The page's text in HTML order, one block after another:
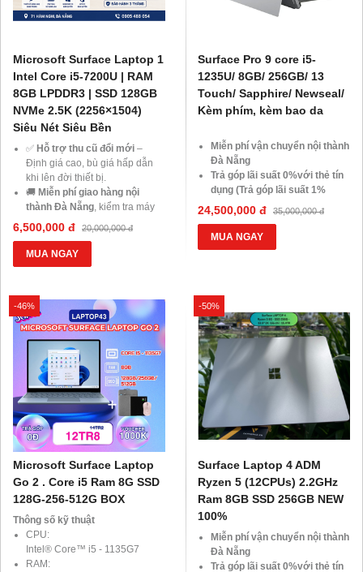
Microsoft Surface Laptop 1
Intel Core i5-7200U | RAM
8GB LPDDR3 | SSD 128GB
NVMe 2.5K (2256×1504)
Siêu Nét Siêu Bền
✅ Hỗ trợ thu cũ đổi mới –
Định giá cao, bù giá hấp dẫn
khi lên đời thiết bị.
🚚 Miễn phí giao hàng nội
thành Đà Nẵng , kiểm tra máy
trước khi thanh toán.
Trả góp 0% qua thẻ tín
dụng hoặcHD Saison chỉ từ
1%/tháng, thủ tục đơn giản.
nâng cấp RAM, SSD
laptop tại Laptop43.
🎁Ưu đãi dành cho Học sinh –
Sinh viên và khách hàng ở xa
cùng cơ hội nhận Voucher
giảm đến 500.000đ.
6,500,000 đ 20,000,000 đ
MUA NGAY
Surface Pro 9 core i5-
1235U/ 8GB/ 256GB/ 13
Touch/ Sapphire/ Newseal/
Kèm phím, kèm bao da
Miễn phí vận chuyển nội thành
Đà Nẵng
Trả góp lãi suất 0%với thẻ tín
dụng (Trả góp lãi suất 1%
HDsaison - chỉ cần CMND
BLX hoặc hộ khẩu gốc )
Giảm 20%khi nâng cấp Ram-
SSD
Giá 500.000đ
Website: laptop43.vn
24,500,000 đ 35,000,000 đ
MUA NGAY
-46%
Microsoft Surface Laptop
Go 2 . Core i5 Ram 8G SSD
128G-256-512G BOX
Thông số kỹ thuật
CPU:
Intel® Core™ i5 - 1135G7
RAM:
-50%
Surface Laptop 4 ADM
Ryzen 5 (12CPUs) 2.2GHz
Ram 8GB SSD 256GB NEW
100%
Miễn phí vận chuyển nội thành
Đà Nẵng
Trả góp lãi suất 0%với thẻ tín